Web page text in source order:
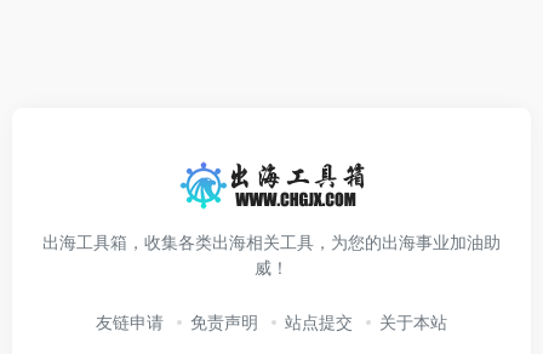
出海工具箱，收集各类出海相关工具，为您的出海事业加油助
威！
友链申请 免责声明 站点提交 关于本站